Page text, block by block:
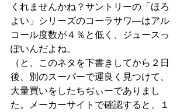
くれませんかね？サントリーの「ほろ
よい」シリーズのコーラサワ―はアル
コール度数が４％と低く、ジュースっ
ぽいんだよね。
（と、このネタを下書きしてから２日
後、別のスーパーで運良く見つけて、
大量買いをしたちぢぃーでありまし
た。メーカーサイトで確認すると、１